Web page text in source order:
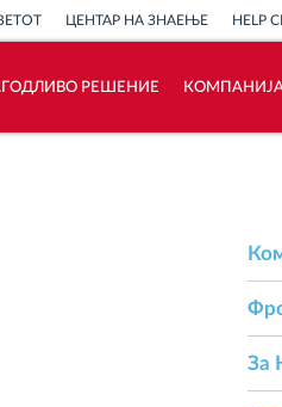
ЦЕНТАР НА ЗНАЕЊЕ HELP
РЕШЕНИЕ
За